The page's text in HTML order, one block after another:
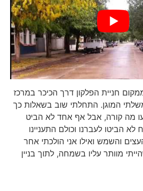
חניית הפלקון דרך הכיכר במרכז
המוגן. התחלתי שוב בשאלות כך
מה קורה, אבל אף אחד לא הביט
לא הביטו לעברנו וכולם התעניינו
והשמש ואילו אני הולכתי אחר
מוותר עליו בשמחה, לתוך בניין